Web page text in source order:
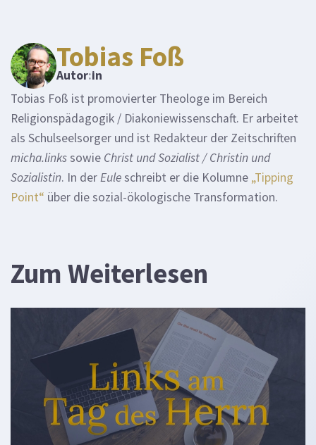
Tobias Foß
Autor:in
Tobias Foß ist promovierter Theologe im Bereich
Religionspädagogik / Diakoniewissenschaft. Er arbeitet
als Schulseelsorger und ist Redakteur der Zeitschriften
micha.linkssowie Christ und Sozialist / Christin und
Sozialistin. In derEuleschreibt er die Kolumne „Tipping
Point“ über die sozial-ökologische Transformation.
Zum Weiterlesen